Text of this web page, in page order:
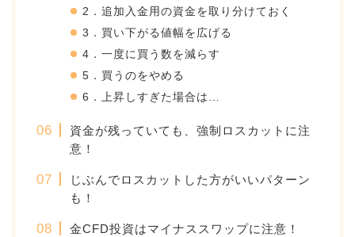
2．追加入金用の資金を取り分けておく
3．買い下がる値幅を広げる
4．一度に買う数を減らす
5．買うのをやめる
6．上昇しすぎた場合は…
資金が残っていても、強制ロスカットに注
意！
じぶんでロスカットした方がいいパターン
も！
金CFD投資はマイナススワップに注意！